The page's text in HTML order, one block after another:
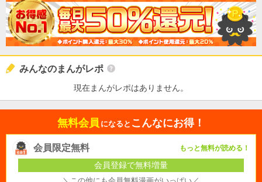
みんなのまんがレポ
現在まんがレポはありません。
無料会員 になると こんなにお得！
会員限定無料 もっと無料が読める！
会員登録で無料増量